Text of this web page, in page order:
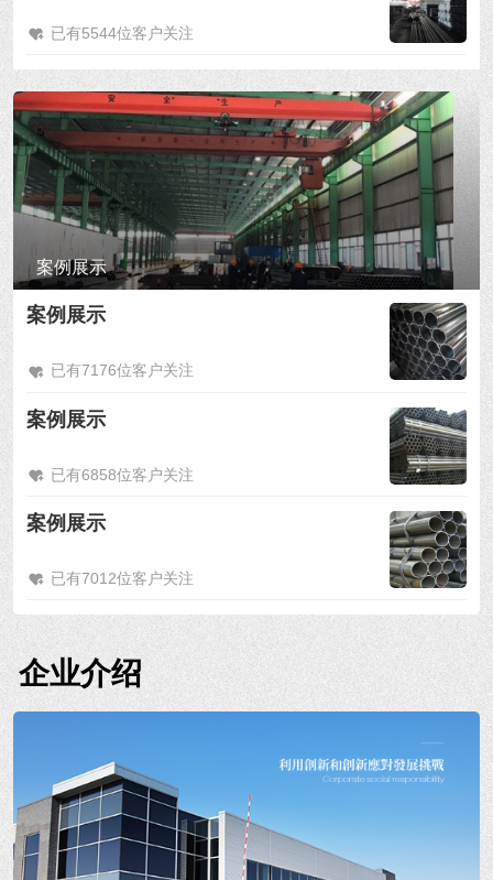
已有5544位客户关注
案例展示
案例展示
已有7176位客户关注
案例展示
已有6858位客户关注
案例展示
已有7012位客户关注
企业介绍